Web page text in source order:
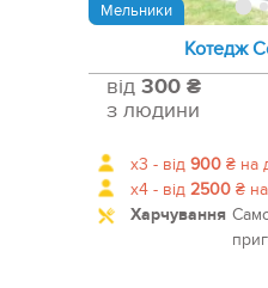
Мельники
Котедж
від 300 ₴
з людини
x3 - від 900 ₴ на
x4 - від 2500 ₴
Харчування